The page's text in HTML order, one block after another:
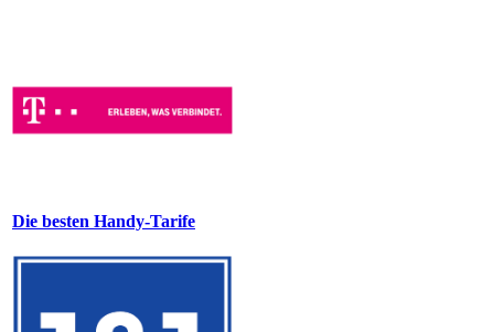
Die besten Handy-Tarife